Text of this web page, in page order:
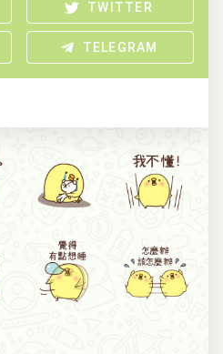
TWITTER
TELEGRAM